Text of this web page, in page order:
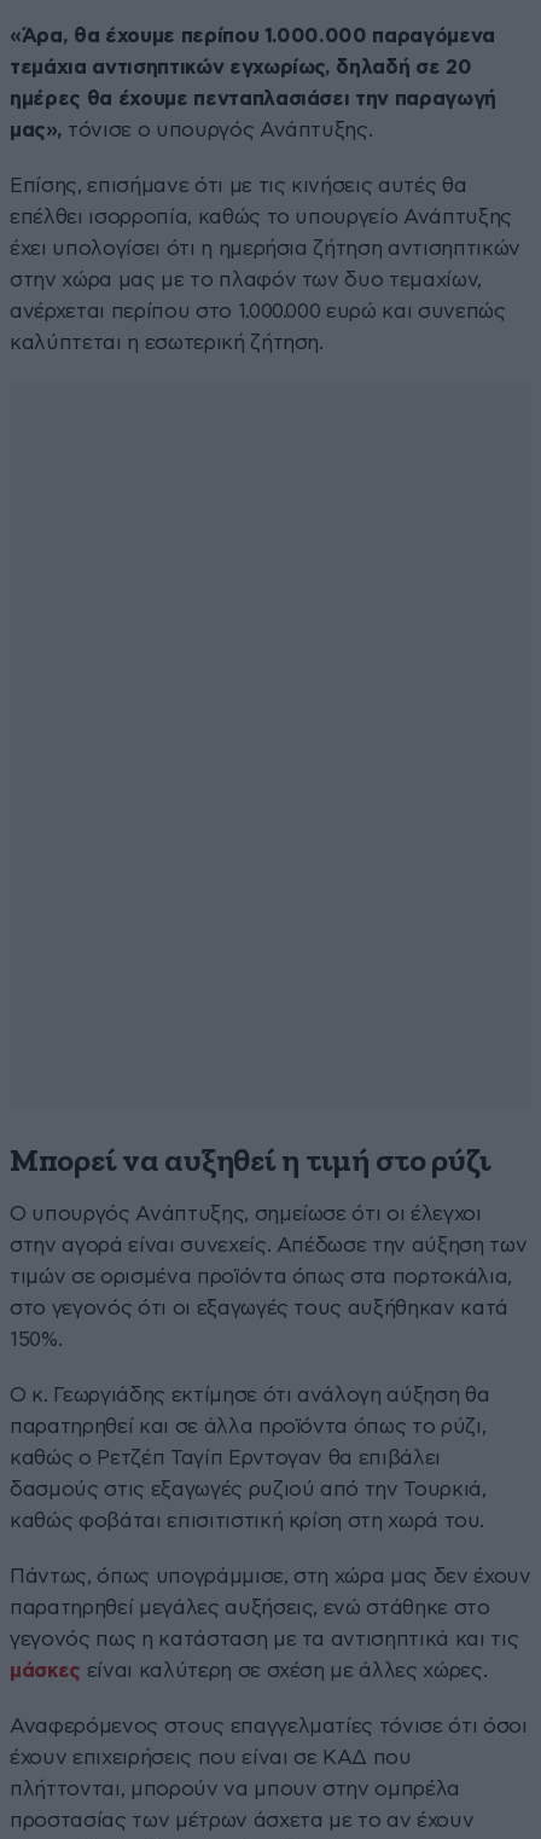
«Άρα, θα έχουμε περίπου 1.000.000 παραγόμενα
τεμάχια αντισηπτικών εγχωρίως, δηλαδή σε 20
ημέρες θα έχουμε πενταπλασιάσει την παραγωγή
μας», τόνισε ο υπουργός Ανάπτυξης.
Επίσης, επισήμανε ότι με τις κινήσεις αυτές θα
επέλθει ισορροπία, καθώς το υπουργείο Ανάπτυξης
έχει υπολογίσει ότι η ημερήσια ζήτηση αντισηπτικών
στην χώρα μας με το πλαφόν των δυο τεμαχίων,
ανέρχεται περίπου στο 1.000.000 ευρώ και συνεπώς
καλύπτεται η εσωτερική ζήτηση.
Μπορεί να αυξηθεί η τιμή στο ρύζι
Ο υπουργός Ανάπτυξης, σημείωσε ότι οι έλεγχοι
στην αγορά είναι συνεχείς. Απέδωσε την αύξηση των
τιμών σε ορισμένα προϊόντα όπως στα πορτοκάλια,
στο γεγονός ότι οι εξαγωγές τους αυξήθηκαν κατά
150%.
Ο κ. Γεωργιάδης εκτίμησε ότι ανάλογη αύξηση θα
παρατηρηθεί και σε άλλα προϊόντα όπως το ρύζι,
καθώς ο Ρετζέπ Ταγίπ Ερντογαν θα επιβάλει
δασμούς στις εξαγωγές ρυζιού από την Τουρκιά,
καθώς φοβάται επισιτιστική κρίση στη χωρά του.
Πάντως, όπως υπογράμμισε, στη χώρα μας δεν έχουν
παρατηρηθεί μεγάλες αυξήσεις, ενώ στάθηκε στο
γεγονός πως η κατάσταση με τα αντισηπτικά και τις
μάσκες είναι καλύτερη σε σχέση με άλλες χώρες.
Αναφερόμενος στους επαγγελματίες τόνισε ότι όσοι
έχουν επιχειρήσεις που είναι σε ΚΑΔ που
πλήττονται, μπορούν να μπουν στην ομπρέλα
προστασίας των μέτρων άσχετα με το αν έχουν